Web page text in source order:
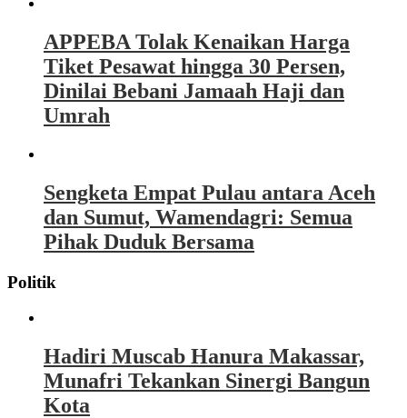
APPEBA Tolak Kenaikan Harga
Tiket Pesawat hingga 30 Persen,
Dinilai Bebani Jamaah Haji dan
Umrah
Sengketa Empat Pulau antara Aceh
dan Sumut, Wamendagri: Semua
Pihak Duduk Bersama
Politik
Hadiri Muscab Hanura Makassar,
Munafri Tekankan Sinergi Bangun
Kota